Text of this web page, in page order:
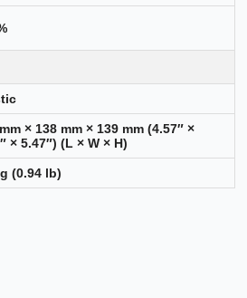
× 138 mm × 139 mm (4.57″ ×
× 5.47″) (L × W × H)
(0.94 lb)